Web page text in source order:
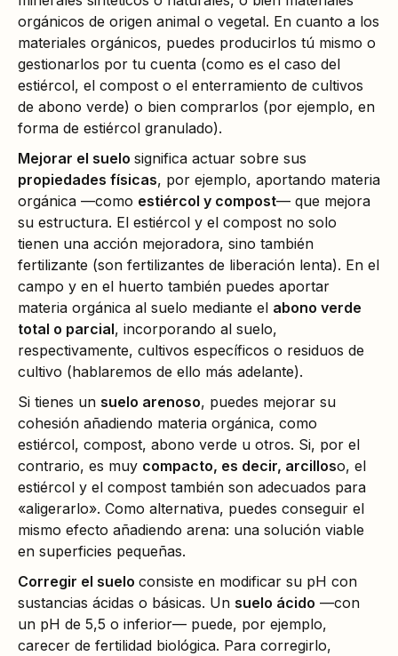
orgánicos de origen animal o vegetal. En cuanto a los
materiales orgánicos, puedes producirlos tú mismo o
gestionarlos por tu cuenta (como es el caso del
estiércol, el compost o el enterramiento de cultivos
de abono verde) o bien comprarlos (por ejemplo, en
forma de estiércol granulado).
Mejorar el suelo significa actuar sobre sus
propiedades físicas, por ejemplo, aportando materia
orgánica —como estiércol y compost— que mejora
su estructura. El estiércol y el compost no solo
tienen una acción mejoradora, sino también
fertilizante (son fertilizantes de liberación lenta). En el
campo y en el huerto también puedes aportar
materia orgánica al suelo mediante el abono verde
total o parcial, incorporando al suelo,
respectivamente, cultivos específicos o residuos de
cultivo (hablaremos de ello más adelante).
Si tienes un suelo arenoso, puedes mejorar su
cohesión añadiendo materia orgánica, como
estiércol, compost, abono verde u otros. Si, por el
contrario, es muy compacto, es decir, arcilloso, el
estiércol y el compost también son adecuados para
«aligerarlo». Como alternativa, puedes conseguir el
mismo efecto añadiendo arena: una solución viable
en superficies pequeñas.
Corregir el suelo consiste en modificar su pH con
sustancias ácidas o básicas. Un suelo ácido —con
un pH de 5,5 o inferior— puede, por ejemplo,
carecer de fertilidad biológica. Para corregirlo,